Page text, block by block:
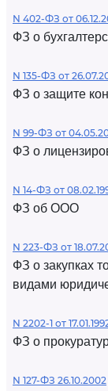
N 402-ФЗ от
ФЗ о
N 135-ФЗ от
ФЗ о защите
N 99-ФЗ от
ФЗ о
N 14-ФЗ от
ФЗ об ООО
N 223-ФЗ от
ФЗ о закупках
видами
N 2202-1 от
ФЗ о
N 127-ФЗ 26.10.2002